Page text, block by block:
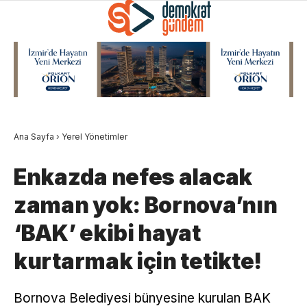
Ana Sayfa › Yerel Yönetimler
Enkazda nefes alacak
zaman yok: Bornova’nın
‘BAK’ ekibi hayat
kurtarmak için tetikte!
Bornova Belediyesi bünyesine kurulan BAK